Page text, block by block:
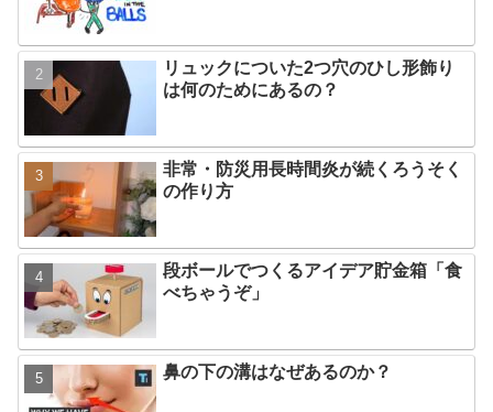
リュックについた2つ穴のひし形飾り
は何のためにあるの？
非常・防災用長時間炎が続くろうそく
の作り方
段ボールでつくるアイデア貯金箱「食
べちゃうぞ」
鼻の下の溝はなぜあるのか？